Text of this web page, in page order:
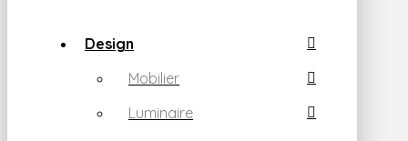
Design
Mobilier
Luminaire